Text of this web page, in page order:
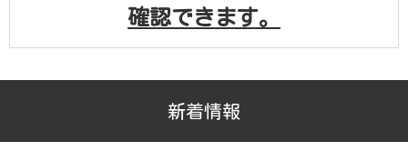
確認できます。
新着情報